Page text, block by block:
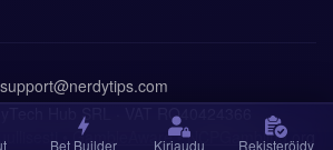
Bet Builder Kirjaudu Rekisteröidy
• GambleAware•NCPGambling.org
support@nerdytips.com
Hub SRL · VAT RO40424366